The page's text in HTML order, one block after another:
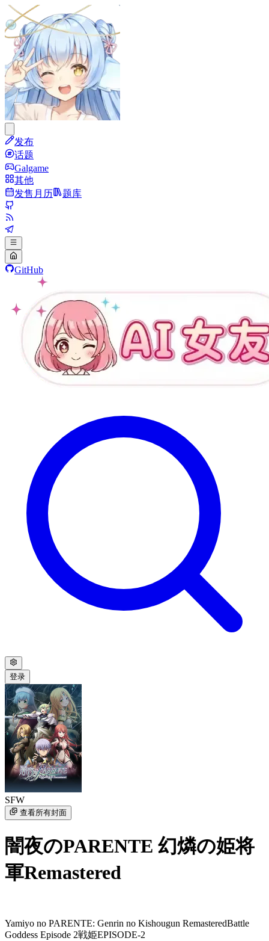
发布
话题
Galgame
其他
发售月历
题库
GitHub
登录
SFW
查看所有封面
闇夜のPARENTE 幻燐の姫将
軍Remastered
Yamiyo no PARENTE: Genrin no Kishougun RemasteredBattle
Goddess Episode 2戦姫EPISODE-2